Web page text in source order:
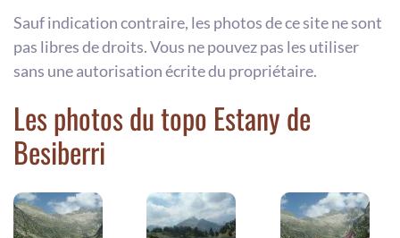
Sauf indication contraire, les photos de ce site ne sont
pas libres de droits. Vous ne pouvez pas les utiliser
sans une autorisation écrite du propriétaire.
Les photos du topo Estany de
Besiberri